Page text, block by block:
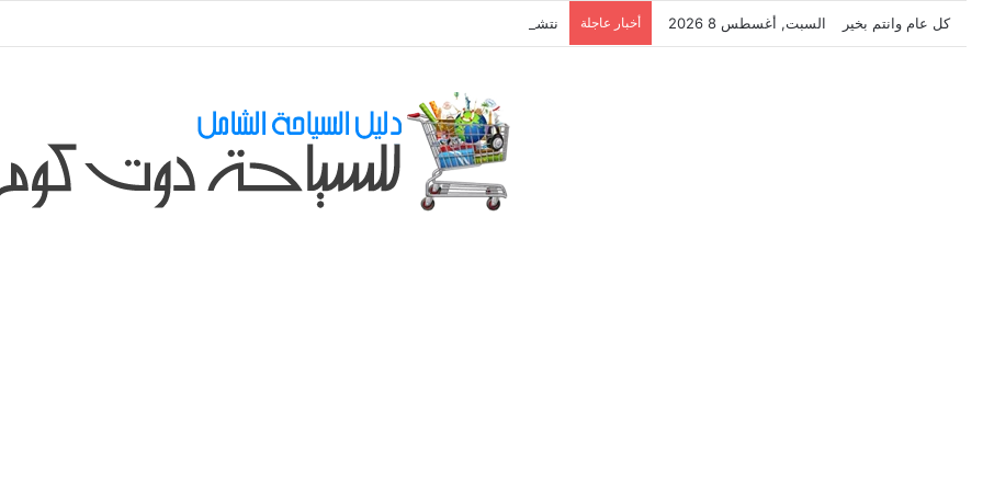
كل عام وانتم بخير السبت, أغسطس 8 2026 أخبار عاجلة نتشرف بتلقي طلباتكم و استفسارتكم ... لو عندك سؤال او استفسار ماتدرددش فى طلب